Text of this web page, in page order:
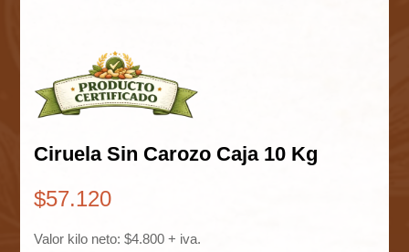
Ciruela Sin Carozo Caja 10 Kg
$57.120
Valor kilo neto: $4.800 + iva.